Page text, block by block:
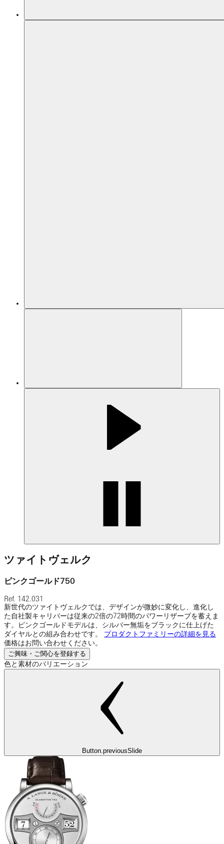
ツァイトヴェルク
ピンクゴールド750
Ref. 142.031
新世代のツァイトヴェルクでは、デザインが微妙に変化し、進化し
た自社製キャリバーは従来の2倍の72時間のパワーリザーブを蓄えま
す。ピンクゴールドモデルは、シルバー無垢をブラックに仕上げた
ダイヤルとの組み合わせです。 プロダクトファミリーの詳細を見る
価格はお問い合わせください。
ご興味・ご関心を登録する
色と素材のバリエーション
Button.previousSlide